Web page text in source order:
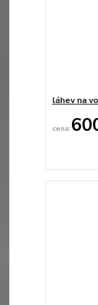
láhev na